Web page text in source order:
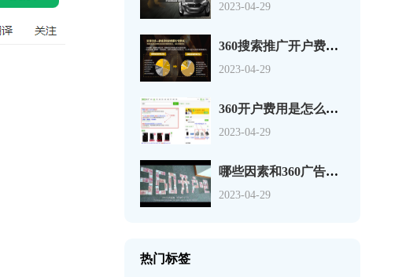
2023-04-29
360搜索推广开户费用手把手教你玩转360裂变营销！
2023-04-29
360开户费用是怎么组成的？按年还是点击扣费的？
2023-04-29
哪些因素和360广告费用相关，能决定推广效果吗？
2023-04-29
热门标签